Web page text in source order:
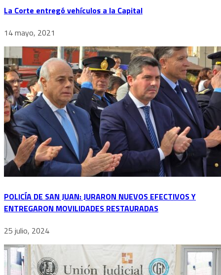
La Corte entregó vehículos a la Capital
14 mayo, 2021
POLICÍA DE SAN JUAN: JURARON NUEVOS EFECTIVOS Y
ENTREGARON MOVILIDADES RESTAURADAS
25 julio, 2024